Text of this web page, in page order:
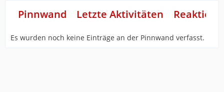
Pinnwand Letzte Aktivitäten
Es wurden noch keine Einträge an der Pinnwand verfasst.